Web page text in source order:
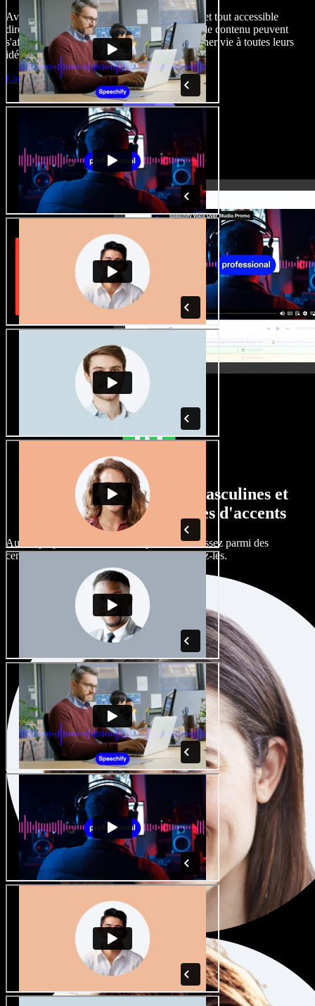
Avec une courbe d'apprentissage inexistante et tout accessible
directement dans le navigateur, les créateurs de contenu peuvent
s'affranchir des contraintes habituelles et donner vie à toutes leurs
idées.
Lancer le Studio
Un large choix de voix masculines et
féminines, avec tous types d'accents
Aucun projet ne devrait sonner pareil. Choisissez parmi des
centaines de voix IA et d'accents, et peaufinez-les.